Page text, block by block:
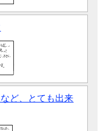
ど、とても出来